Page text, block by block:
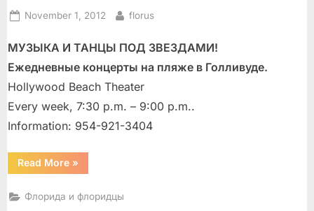
Posted
November 1, 2012 By
florus
МУЗЫКА И ТАНЦЫ ПОД ЗВЕЗДАМИ!
Ежедневные концерты на пляже в Голливуде.
Hollywood Beach Theater
Every week, 7:30 p.m. – 9:00 p.m..
Information: 954-921-3404
Read More“Календарь
развлечений
ноябрь”
»
Флорида и флоридцы